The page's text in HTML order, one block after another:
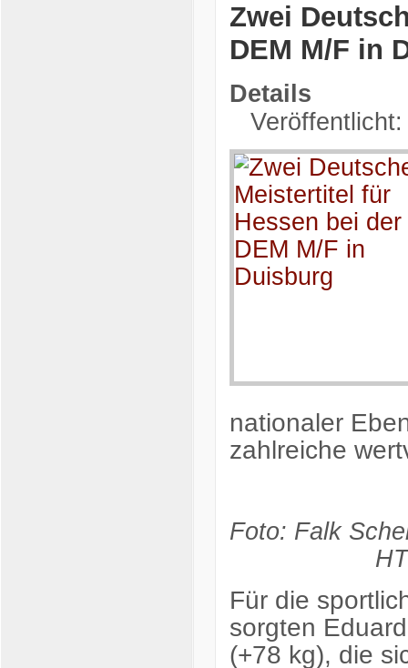
Zwei
DEM M/F in
Details
nationaler
zahlreiche
Für die
sorgten
(+78 kg), die